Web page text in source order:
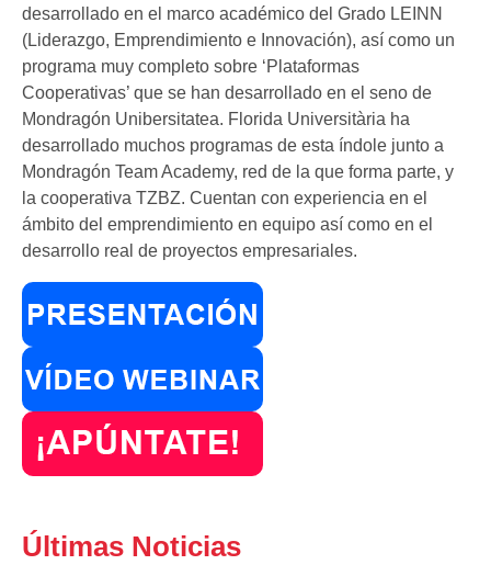
desarrollado en el marco académico del Grado LEINN
(Liderazgo, Emprendimiento e Innovación), así como un
programa muy completo sobre ‘Plataformas
Cooperativas’ que se han desarrollado en el seno de
Mondragón Unibersitatea. Florida Universitària ha
desarrollado muchos programas de esta índole junto a
Mondragón Team Academy, red de la que forma parte, y
la cooperativa TZBZ. Cuentan con experiencia en el
ámbito del emprendimiento en equipo así como en el
desarrollo real de proyectos empresariales.
Últimas Noticias